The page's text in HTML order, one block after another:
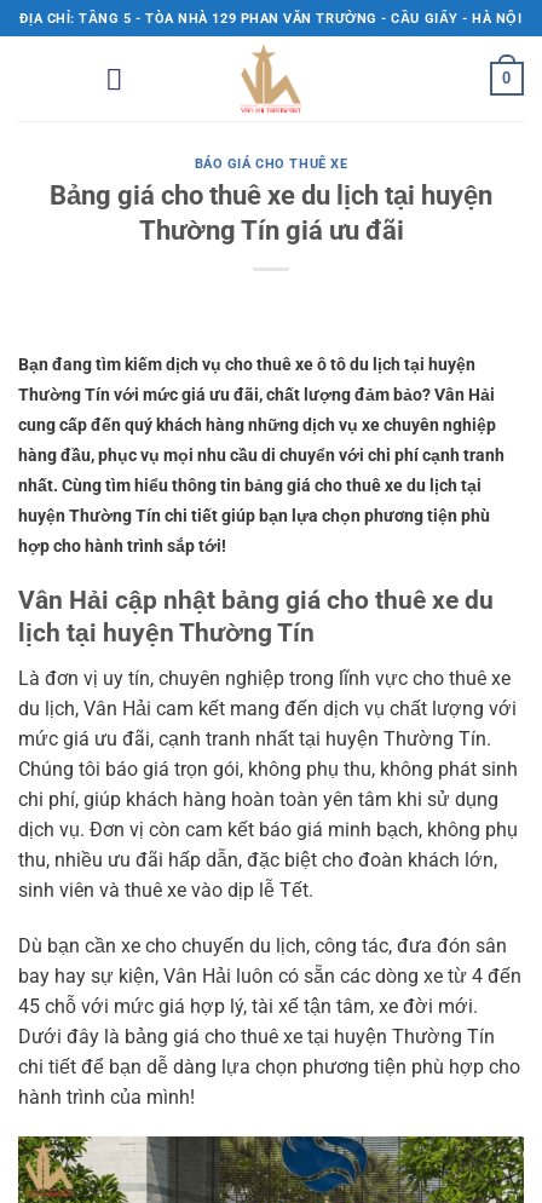
Bỏ
qua
ĐỊA CHỈ: TẦNG 5 - TÒA NHÀ 129 PHAN VĂN TRƯỜNG - CẦU GIẤY - HÀ NỘI
0
BÁO GIÁ CHO THUÊ XE
Bảng giá cho thuê xe du lịch tại huyện
Thường Tín giá ưu đãi
Bạn đang tìm kiếm dịch vụ cho thuê xe ô tô du lịch tại huyện
Thường Tín với mức giá ưu đãi, chất lượng đảm bảo? Vân Hải
cung cấp đến quý khách hàng những dịch vụ xe chuyên nghiệp
hàng đầu, phục vụ mọi nhu cầu di chuyển với chi phí cạnh tranh
nhất. Cùng tìm hiểu thông tin bảng giá cho thuê xe du lịch tại
huyện Thường Tín chi tiết giúp bạn lựa chọn phương tiện phù
hợp cho hành trình sắp tới!
Vân Hải cập nhật bảng giá cho thuê xe du
lịch tại huyện Thường Tín
Là đơn vị uy tín, chuyên nghiệp trong lĩnh vực cho thuê xe
du lịch, Vân Hải cam kết mang đến dịch vụ chất lượng với
mức giá ưu đãi, cạnh tranh nhất tại huyện Thường Tín.
Chúng tôi báo giá trọn gói, không phụ thu, không phát sinh
chi phí, giúp khách hàng hoàn toàn yên tâm khi sử dụng
dịch vụ. Đơn vị còn cam kết báo giá minh bạch, không phụ
thu, nhiều ưu đãi hấp dẫn, đặc biệt cho đoàn khách lớn,
sinh viên và thuê xe vào dịp lễ Tết.
Dù bạn cần xe cho chuyến du lịch, công tác, đưa đón sân
bay hay sự kiện, Vân Hải luôn có sẵn các dòng xe từ 4 đến
45 chỗ với mức giá hợp lý, tài xế tận tâm, xe đời mới.
Dưới đây là bảng giá cho thuê xe tại huyện Thường Tín
chi tiết để bạn dễ dàng lựa chọn phương tiện phù hợp cho
hành trình của mình!